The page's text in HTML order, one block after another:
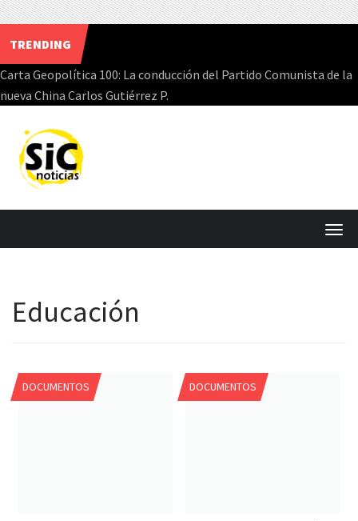
TRENDING
Carta Geopolítica 100: La conducción del Partido Comunista de la
nueva China Carlos Gutiérrez P.
Skip
to
content
T
Educación
DOCUMENTOS DOCUMENTOS